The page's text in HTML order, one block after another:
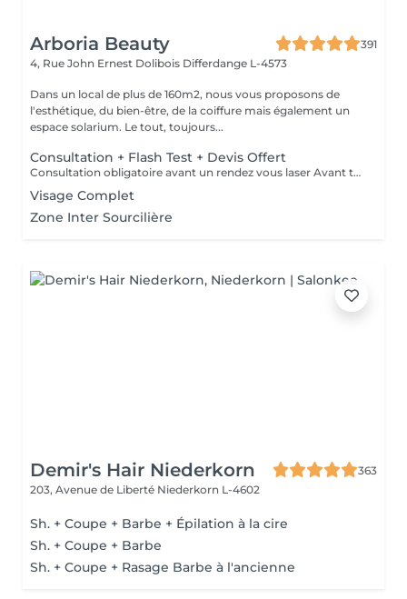
Arboria Beauty
391
4, Rue John Ernest Dolibois Differdange L-4573
Dans un local de plus de 160m2, nous vous proposons de
l'esthétique, du bien-être, de la coiffure mais également un
espace solarium. Le tout, toujours...
Consultation + Flash Test + Devis Offert
Consultation obligatoire avant un rendez vous laser Avant tout traitement, nous vous proposons gratuitement un rendez-vous d'information afin de vous apporter toutes les explications utiles et évaluer vos besoins spécifiques. Un flash test est effectué et un devis personnalisé vous est proposé.
Visage Complet
Zone Inter Sourcilière
Demir's Hair Niederkorn
363
203, Avenue de Liberté Niederkorn L-4602
Sh. + Coupe + Barbe + Épilation à la cire
Sh. + Coupe + Barbe
Sh. + Coupe + Rasage Barbe à l'ancienne